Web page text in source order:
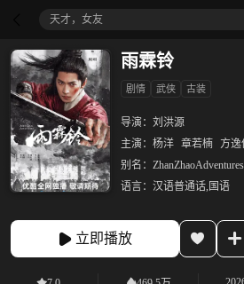
天才，女友
雨霖铃
剧情 武侠 古装
导演： 刘洪源
主演： 杨洋 章若楠 方逸
别名： ZhanZhaoAdventures
语言： 汉语普通话,国语
立即播放